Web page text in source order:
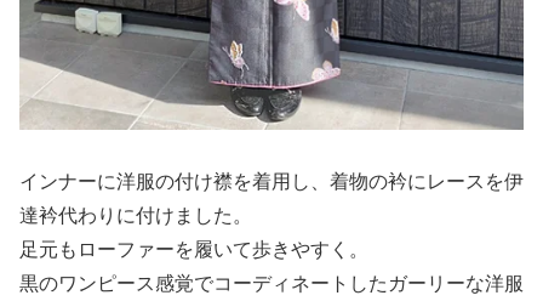
インナーに洋服の付け襟を着用し、着物の衿にレースを伊
達衿代わりに付けました。
足元もローファーを履いて歩きやすく。
黒のワンピース感覚でコーディネートしたガーリーな洋服